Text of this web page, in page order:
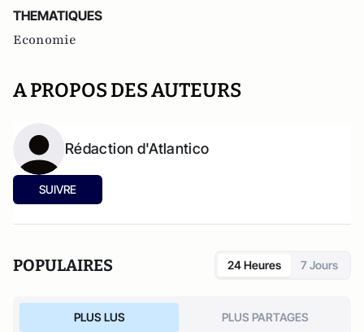
THEMATIQUES
Economie
A PROPOS DES AUTEURS
Rédaction d'Atlantico
SUIVRE
POPULAIRES 24 Heures 7 Jours
PLUS LUS PLUS PARTAGES